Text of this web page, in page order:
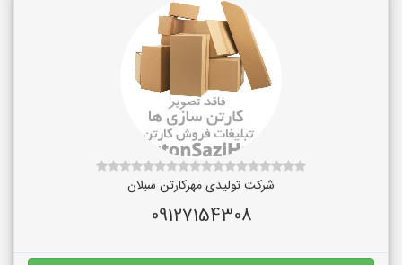
شرکت تولیدی مهرکارتن سبلان
09127154308